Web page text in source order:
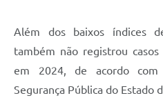
Além dos baixos índices
também não registrou
em 2024, de acordo com
Segurança Pública do Estado